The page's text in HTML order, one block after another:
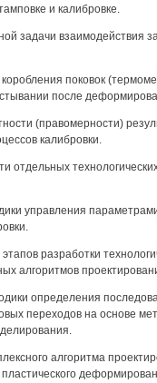
и калибровке.
задачи взаимодействия
поковок
после
(правомерности)
калибровки.
отдельных
управления
разработки
алгоритмов
определения
переходов на основе
алгоритма
пластического